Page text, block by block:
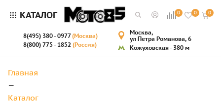
КАТАЛОГ 0 0 0
8(495) 380 - 0977(Москва)
8(800) 775 - 1852 (Россия)
Москва,
ул Петра Романова, 6
Кожуховская - 380 м
Главная
—
Каталог